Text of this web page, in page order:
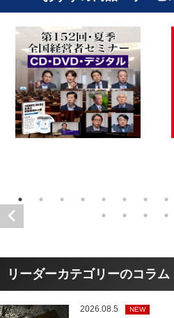
リーダーカテゴリーのコラム
2026.08.5 NEW